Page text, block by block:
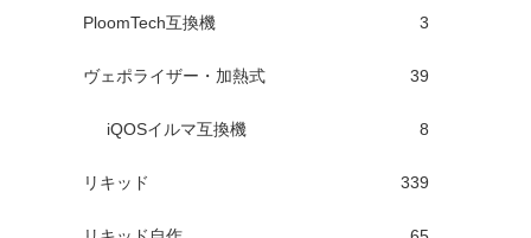
PloomTech互換機 3
ヴェポライザー・加熱式 39
iQOSイルマ互換機 8
リキッド 339